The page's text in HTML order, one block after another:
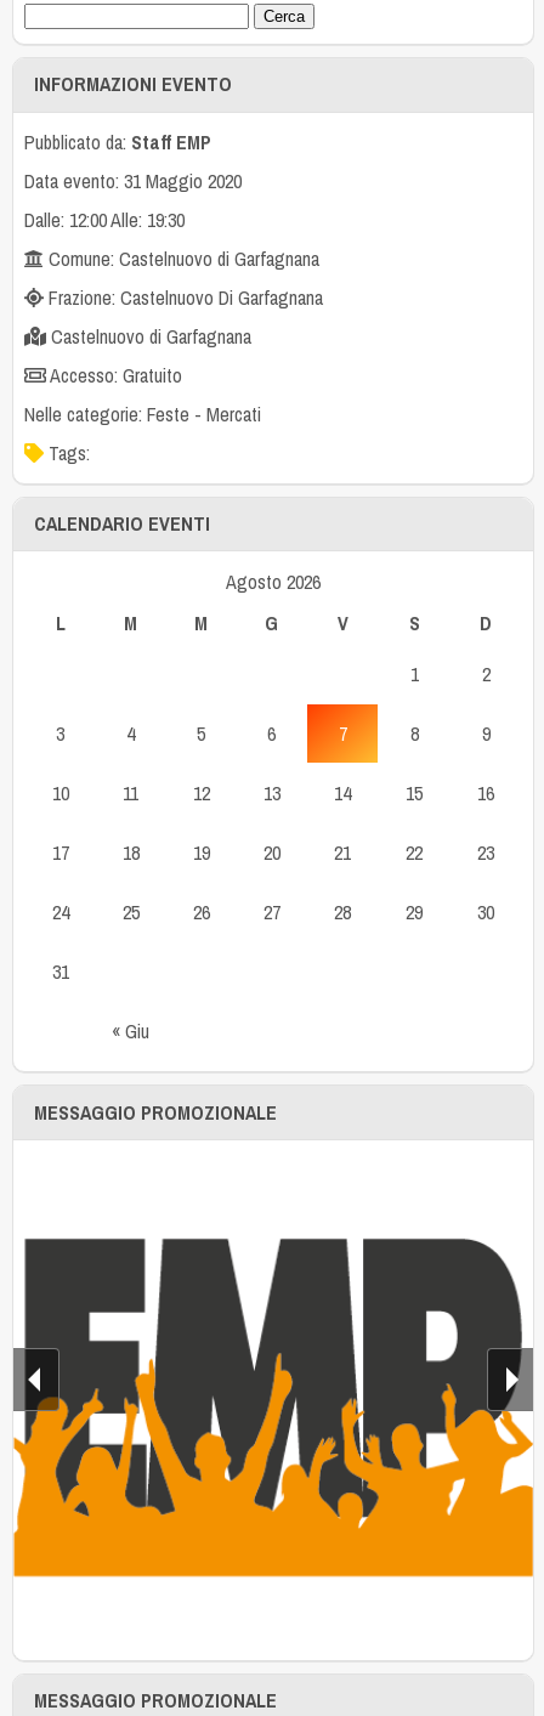
INFORMAZIONI EVENTO
Pubblicato da: Staff EMP
Data evento: 31 Maggio 2020
Dalle: 12:00 Alle: 19:30
Comune: Castelnuovo di Garfagnana
Frazione: Castelnuovo Di Garfagnana
Castelnuovo di Garfagnana
Accesso: Gratuito
Nelle categorie: Feste - Mercati
Tags:
CALENDARIO EVENTI
Agosto 2026
L
M M G V S D
« Giu
1 2
3 4 5 6 7 8 9
10 11 12 13 14 15 16
17 18 19 20 21 22 23
24 25 26 27 28 29 30
31
MESSAGGIO PROMOZIONALE
MESSAGGIO PROMOZIONALE